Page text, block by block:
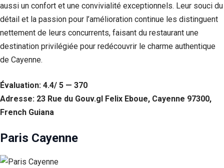
aussi un confort et une convivialité exceptionnels. Leur souci du
détail et la passion pour l’amélioration continue les distinguent
nettement de leurs concurrents, faisant du restaurant une
destination privilégiée pour redécouvrir le charme authentique
de Cayenne.
Évaluation: 4.4/ 5 — 370
Adresse: 23 Rue du Gouv.gl Felix Eboue, Cayenne 97300,
French Guiana
Paris Cayenne